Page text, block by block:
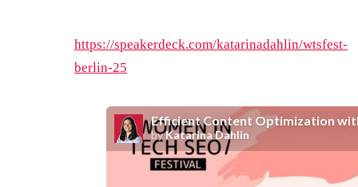
https://speakerdeck.com/katarinadahlin/wtsfest-
berlin-25